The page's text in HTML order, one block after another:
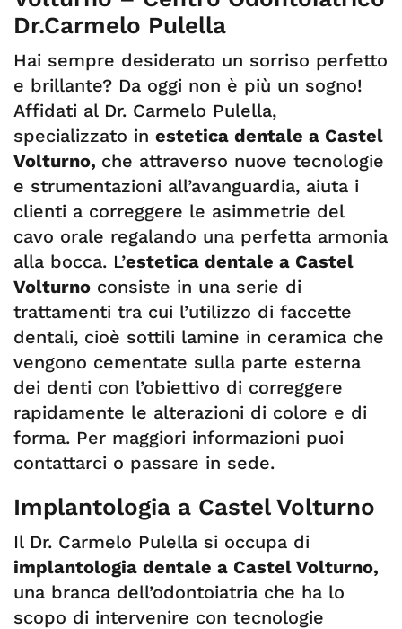
Dr.Carmelo Pulella
Hai sempre desiderato un sorriso perfetto
e brillante? Da oggi non è più un sogno!
Affidati al Dr. Carmelo Pulella,
specializzato in estetica dentale a Castel
Volturno, che attraverso nuove tecnologie
e strumentazioni all’avanguardia, aiuta i
clienti a correggere le asimmetrie del
cavo orale regalando una perfetta armonia
alla bocca. L’estetica dentale a Castel
Volturno consiste in una serie di
trattamenti tra cui l’utilizzo di faccette
dentali, cioè sottili lamine in ceramica che
vengono cementate sulla parte esterna
dei denti con l’obiettivo di correggere
rapidamente le alterazioni di colore e di
forma. Per maggiori informazioni puoi
contattarci o passare in sede.
Implantologia a Castel Volturno
Il Dr. Carmelo Pulella si occupa di
implantologia dentale a Castel Volturno,
una branca dell’odontoiatria che ha lo
scopo di intervenire con tecnologie